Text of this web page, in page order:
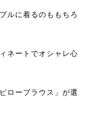
ルに着るのももちろ
ネートでオシャレ心
ローブラウス」が選